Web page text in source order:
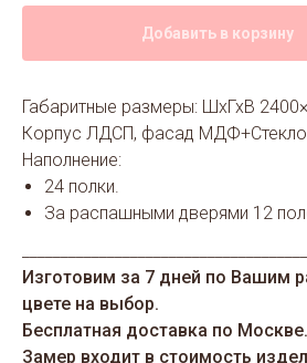
Добавить в корзину
Габаритные размеры: ШхГхВ
Корпус ЛДСП, фасад
Наполнение:
24 полки.
За распашными дверями 12
Изготовим за 7 дней по Вашим
цвете на выбор.
Бесплатная доставка по Москве.
Замер входит в стоимость